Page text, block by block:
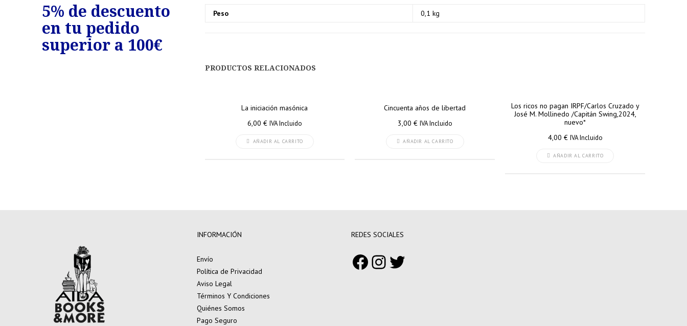
Peso 0,1 kg
PRODUCTOS RELACIONADOS
La iniciación masónica
6,00 € IVA Incluido
AÑADIR AL CARRITO
Cincuenta años de libertad
3,00 € IVA Incluido
AÑADIR AL CARRITO
Los ricos no pagan IRPF/Carlos Cruzado y
José M. Mollinedo /Capitán Swing,2024,
nuevo*
4,00 € IVA Incluido
AÑADIR AL CARRITO
5% de descuento
en tu pedido
superior a 100€
7% de descuento
10% de descuento
INFORMACIÓN
Envío
Política de Privacidad
Aviso Legal
Términos Y Condiciones
Quiénes Somos
Pago Seguro
REDES SOCIALES
Facebook
Instagram
Twitter